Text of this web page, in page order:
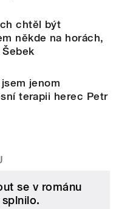
chtěl být
někde na horách,
jenom
terapii herec Petr
se v románu